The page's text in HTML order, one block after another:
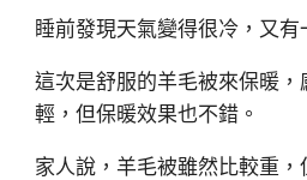
睡前發現天氣變得很冷，又有
這次是舒服的羊毛被來保暖，
輕，但保暖效果也不錯。
家人說，羊毛被雖然比較重